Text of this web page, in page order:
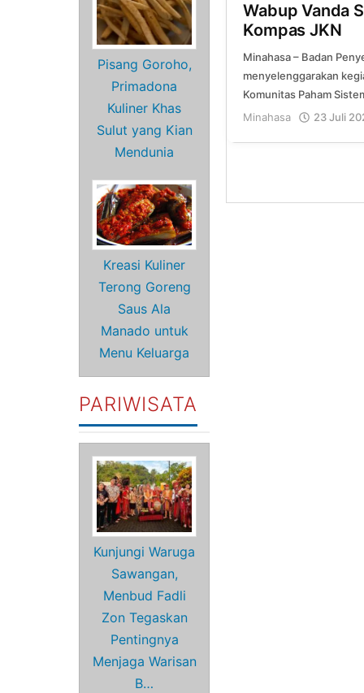
Pisang Goroho,
Primadona
Kuliner Khas
Sulut yang Kian
Mendunia
Kreasi Kuliner
Terong Goreng
Saus Ala
Manado untuk
Menu Keluarga
PARIWISATA
Kunjungi Waruga
Sawangan,
Menbud Fadli
Zon Tegaskan
Pentingnya
Menjaga Warisan
B…
Wabup Vanda
Kompas JKN
Minahasa – Badan
menyelenggarakan
Komunitas Paham
Minahasa
23 Juli